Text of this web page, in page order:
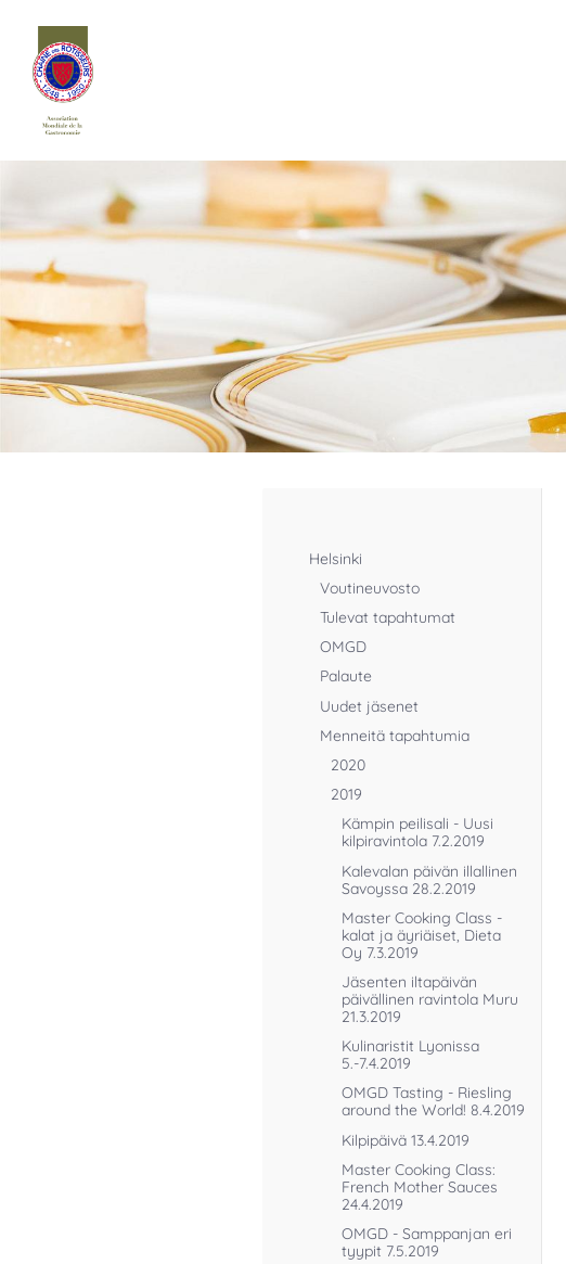
Siirry
sivun
sisältöön
Chaîne des Rôtisseurs Finlande ry
Helsinki
Voutineuvosto
Tulevat tapahtumat
OMGD
Palaute
Uudet jäsenet
Menneitä tapahtumia
2020
2019
Kämpin peilisali - Uusi
kilpiravintola 7.2.2019
Kalevalan päivän illallinen
Savoyssa 28.2.2019
Master Cooking Class -
kalat ja äyriäiset, Dieta
Oy 7.3.2019
Jäsenten iltapäivän
päivällinen ravintola Muru
21.3.2019
Kulinaristit Lyonissa
5.-7.4.2019
OMGD Tasting - Riesling
around the World! 8.4.2019
Kilpipäivä 13.4.2019
Master Cooking Class:
French Mother Sauces
24.4.2019
OMGD - Samppanjan eri
tyypit 7.5.2019